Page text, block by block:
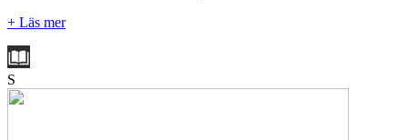
+ Läs mer
S